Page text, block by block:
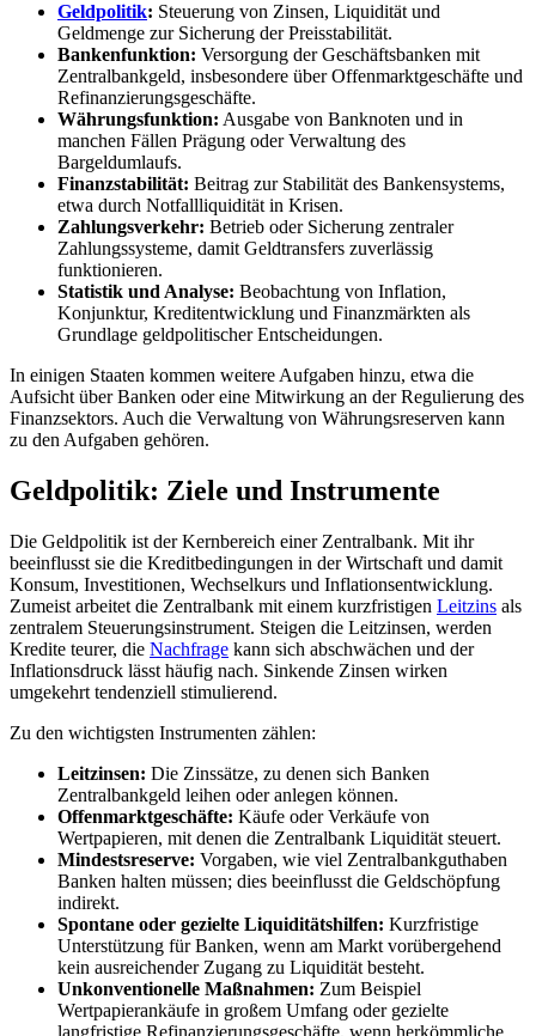
Geldpolitik: Steuerung von Zinsen, Liquidität und
Geldmenge zur Sicherung der Preisstabilität.
Bankenfunktion: Versorgung der Geschäftsbanken mit
Zentralbankgeld, insbesondere über Offenmarktgeschäfte und
Refinanzierungsgeschäfte.
Währungsfunktion: Ausgabe von Banknoten und in
manchen Fällen Prägung oder Verwaltung des
Bargeldumlaufs.
Finanzstabilität: Beitrag zur Stabilität des Bankensystems,
etwa durch Notfallliquidität in Krisen.
Zahlungsverkehr: Betrieb oder Sicherung zentraler
Zahlungssysteme, damit Geldtransfers zuverlässig
funktionieren.
Statistik und Analyse: Beobachtung von Inflation,
Konjunktur, Kreditentwicklung und Finanzmärkten als
Grundlage geldpolitischer Entscheidungen.
In einigen Staaten kommen weitere Aufgaben hinzu, etwa die
Aufsicht über Banken oder eine Mitwirkung an der Regulierung des
Finanzsektors. Auch die Verwaltung von Währungsreserven kann
zu den Aufgaben gehören.
Geldpolitik: Ziele und Instrumente
Die Geldpolitik ist der Kernbereich einer Zentralbank. Mit ihr
beeinflusst sie die Kreditbedingungen in der Wirtschaft und damit
Konsum, Investitionen, Wechselkurs und Inflationsentwicklung.
Zumeist arbeitet die Zentralbank mit einem kurzfristigen Leitzins als
zentralem Steuerungsinstrument. Steigen die Leitzinsen, werden
Kredite teurer, die Nachfrage kann sich abschwächen und der
Inflationsdruck lässt häufig nach. Sinkende Zinsen wirken
umgekehrt tendenziell stimulierend.
Zu den wichtigsten Instrumenten zählen:
Leitzinsen: Die Zinssätze, zu denen sich Banken
Zentralbankgeld leihen oder anlegen können.
Offenmarktgeschäfte: Käufe oder Verkäufe von
Wertpapieren, mit denen die Zentralbank Liquidität steuert.
Mindestsreserve: Vorgaben, wie viel Zentralbankguthaben
Banken halten müssen; dies beeinflusst die Geldschöpfung
indirekt.
Spontane oder gezielte Liquiditätshilfen: Kurzfristige
Unterstützung für Banken, wenn am Markt vorübergehend
kein ausreichender Zugang zu Liquidität besteht.
Unkonventionelle Maßnahmen: Zum Beispiel
Wertpapierankäufe in großem Umfang oder gezielte
langfristige Refinanzierungsgeschäfte, wenn herkömmliche